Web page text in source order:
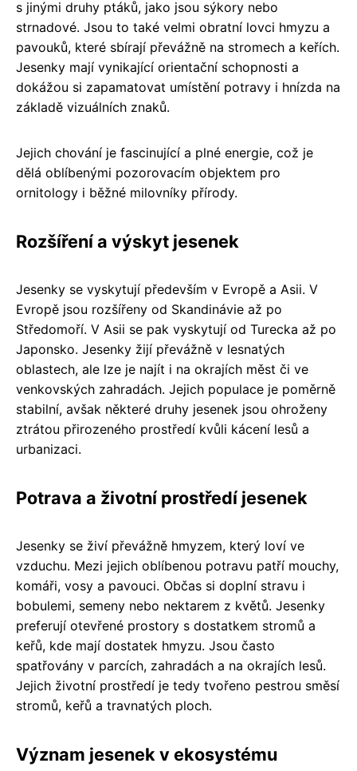
s jinými druhy ptáků, jako jsou sýkory nebo
strnadové. Jsou to také velmi obratní lovci hmyzu a
pavouků, které sbírají převážně na stromech a keřích.
Jesenky mají vynikající orientační schopnosti a
dokážou si zapamatovat umístění potravy i hnízda na
základě vizuálních znaků.
Jejich chování je fascinující a plné energie, což je
dělá oblíbenými pozorovacím objektem pro
ornitology i běžné milovníky přírody.
Rozšíření a výskyt jesenek
Jesenky se vyskytují především v Evropě a Asii. V
Evropě jsou rozšířeny od Skandinávie až po
Středomoří. V Asii se pak vyskytují od Turecka až po
Japonsko. Jesenky žijí převážně v lesnatých
oblastech, ale lze je najít i na okrajích měst či ve
venkovských zahradách. Jejich populace je poměrně
stabilní, avšak některé druhy jesenek jsou ohroženy
ztrátou přirozeného prostředí kvůli kácení lesů a
urbanizaci.
Potrava a životní prostředí jesenek
Jesenky se živí převážně hmyzem, který loví ve
vzduchu. Mezi jejich oblíbenou potravu patří mouchy,
komáři, vosy a pavouci. Občas si doplní stravu i
bobulemi, semeny nebo nektarem z květů. Jesenky
preferují otevřené prostory s dostatkem stromů a
keřů, kde mají dostatek hmyzu. Jsou často
spatřovány v parcích, zahradách a na okrajích lesů.
Jejich životní prostředí je tedy tvořeno pestrou směsí
stromů, keřů a travnatých ploch.
Význam jesenek v ekosystému